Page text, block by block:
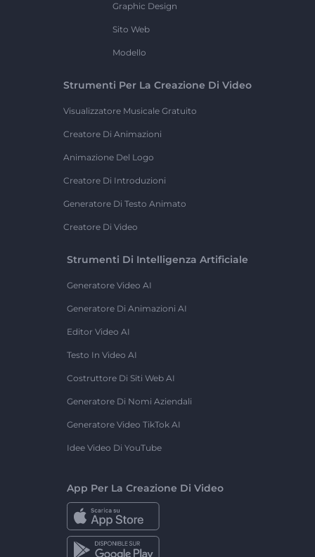
Graphic Design
Sito Web
Modello
Strumenti Per La Creazione Di Video
Visualizzatore Musicale Gratuito
Creatore Di Animazioni
Animazione Del Logo
Creatore Di Introduzioni
Generatore Di Testo Animato
Creatore Di Video
Strumenti Di Intelligenza Artificiale
Generatore Video AI
Generatore Di Animazioni AI
Editor Video AI
Testo In Video AI
Costruttore Di Siti Web AI
Generatore Di Nomi Aziendali
Generatore Video TikTok AI
Idee Video Di YouTube
App Per La Creazione Di Video